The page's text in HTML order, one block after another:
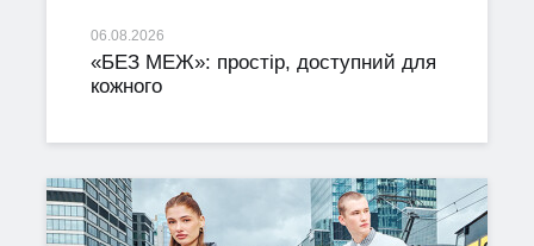
06.08.2026
«БЕЗ МЕЖ»: простір, доступний для
кожного